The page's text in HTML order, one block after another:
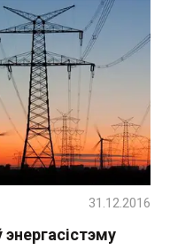
энергасістэму
31.12.2016